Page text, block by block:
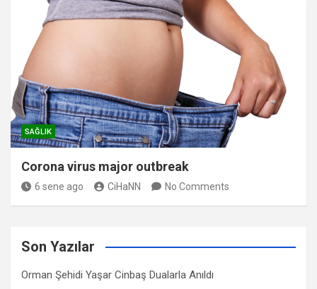
SAĞLIK
Corona virus major outbreak
6 sene ago CiHaNN No Comments
Son Yazılar
Orman Şehidi Yaşar Cinbaş Dualarla Anıldı